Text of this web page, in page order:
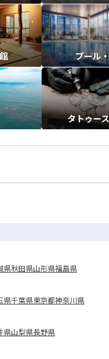
プール
タトゥー
県秋田県山形県福島県
県千葉県東京都神奈川県
県山梨県長野県